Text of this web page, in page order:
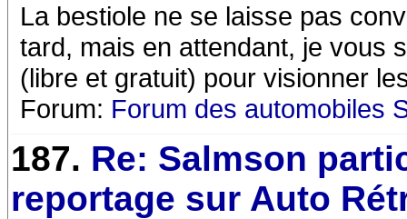
La bestiole ne se laisse pas
tard, mais en attendant, je vous
(libre et gratuit) pour visionner
Forum: Forum des automobiles
187. Re: Salmson
reportage sur Auto